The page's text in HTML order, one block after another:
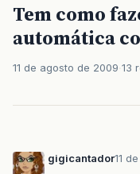
Tem como
automática
11 de agosto de 2009 13
gigicantador11